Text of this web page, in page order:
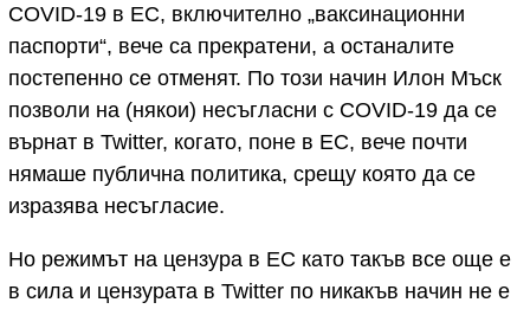
COVID-19 в ЕС, включително „ваксинационни
паспорти“, вече са прекратени, а останалите
постепенно се отменят. По този начин Илон Мъск
позволи на (някои) несъгласни с COVID-19 да се
върнат в Twitter, когато, поне в ЕС, вече почти
нямаше публична политика, срещу която да се
изразява несъгласие.
Но режимът на цензура в ЕС като такъв все още е
в сила и цензурата в Twitter по никакъв начин не е